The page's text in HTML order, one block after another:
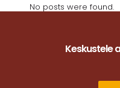
No posts were found.
Keskustele